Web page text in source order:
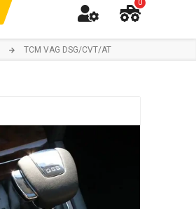
0
TCM VAG DSG/CVT/AT